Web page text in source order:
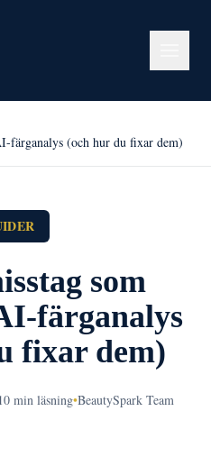
färganalys (och hur du fixar dem)
som
färganalys
fixar dem)
10 min läsning•BeautySpark Team